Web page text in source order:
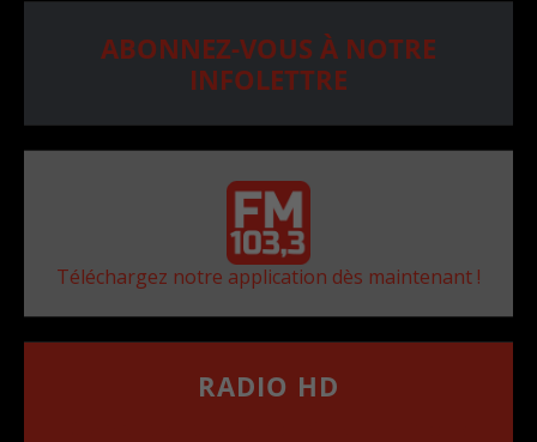
ABONNEZ-VOUS À NOTRE
INFOLETTRE
Téléchargez notre application dès maintenant !
RADIO HD